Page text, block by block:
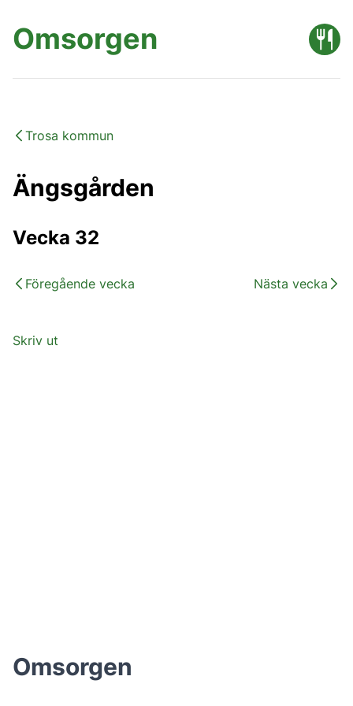
Omsorgen
Trosa kommun
Ängsgården
Vecka 32
Föregående vecka Nästa vecka
Skriv ut
Omsorgen